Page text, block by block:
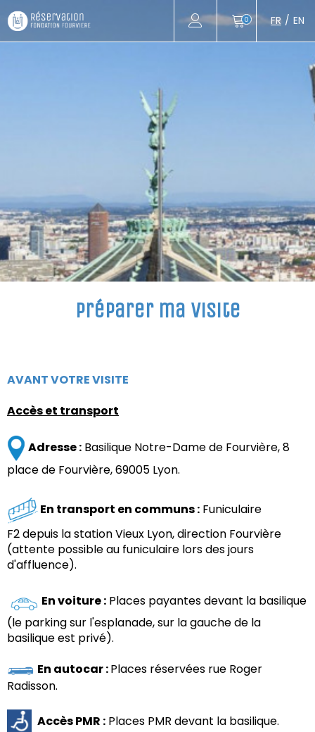
0 FR EN
Préparer ma visite
AVANT VOTRE VISITE
Accès et transport
Adresse : Basilique Notre-Dame de Fourvière, 8
place de Fourvière, 69005 Lyon.
En transport en communs : Funiculaire
F2 depuis la station Vieux Lyon, direction Fourvière
(attente possible au funiculaire lors des jours
d'affluence).
En voiture : Places payantes devant la basilique
(le parking sur l'esplanade, sur la gauche de la
basilique est privé).
En autocar :Places réservées rue Roger
Radisson.
Accès PMR : Places PMR devant la basilique.